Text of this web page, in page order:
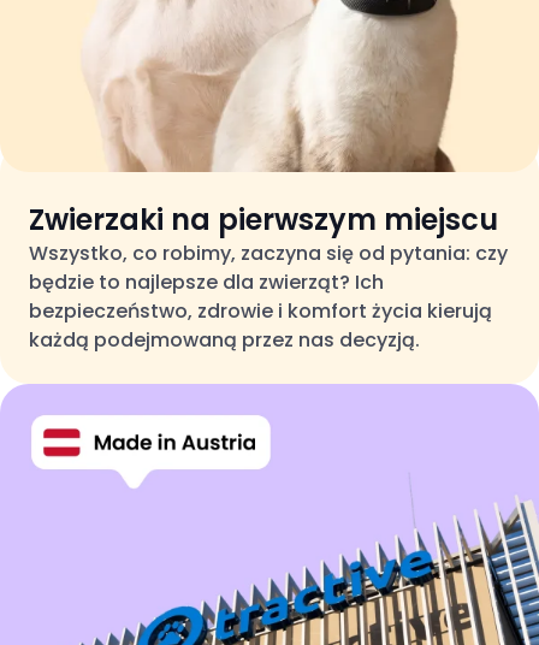
Zwierzaki na pierwszym miejscu
Wszystko, co robimy, zaczyna się od pytania: czy
będzie to najlepsze dla zwierząt? Ich
bezpieczeństwo, zdrowie i komfort życia kierują
każdą podejmowaną przez nas decyzją.